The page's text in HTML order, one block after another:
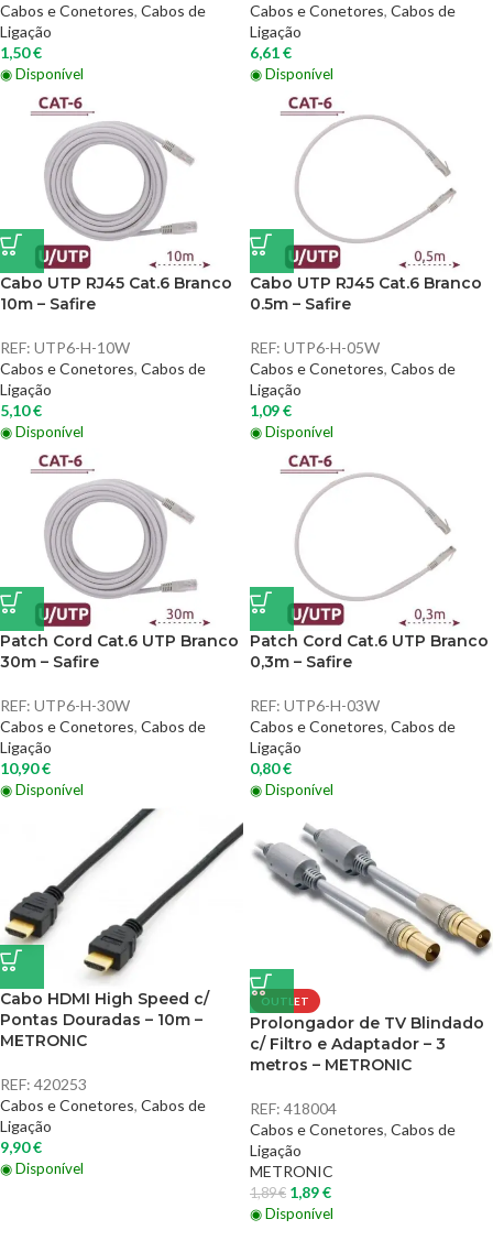
Cabos e Conetores, Cabos de
Ligação
1,50€
◉ Disponível
Cabos e Conetores, Cabos de
Ligação
6,61€
◉ Disponível
Cabo UTP RJ45 Cat.6 Branco
10m – Safire
REF: UTP6-H-10W
Cabos e Conetores, Cabos de
Ligação
5,10€
◉ Disponível
Cabo UTP RJ45 Cat.6 Branco
0.5m – Safire
REF: UTP6-H-05W
Cabos e Conetores, Cabos de
Ligação
1,09€
◉ Disponível
Patch Cord Cat.6 UTP Branco
30m – Safire
REF: UTP6-H-30W
Cabos e Conetores, Cabos de
Ligação
10,90€
◉ Disponível
Patch Cord Cat.6 UTP Branco
0,3m – Safire
REF: UTP6-H-03W
Cabos e Conetores, Cabos de
Ligação
0,80€
◉ Disponível
Cabo HDMI High Speed c/
Pontas Douradas – 10m –
METRONIC
REF: 420253
Cabos e Conetores, Cabos de
Ligação
9,90€
◉ Disponível
OUTLET
Prolongador de TV Blindado
c/ Filtro e Adaptador – 3
metros – METRONIC
REF: 418004
Cabos e Conetores, Cabos de
Ligação
METRONIC
1,89€ 1,89€
◉ Disponível